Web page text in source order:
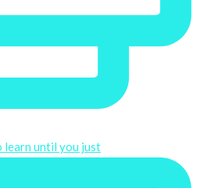
learn until you just